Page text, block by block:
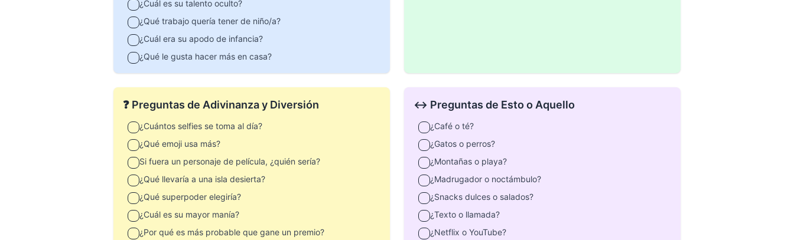
¿Cuál es su talento oculto?
¿Qué trabajo quería tener de niño/a?
¿Cuál era su apodo de infancia?
¿Qué le gusta hacer más en casa?
❓ Preguntas de Adivinanza y Diversión
¿Cuántos selfies se toma al día?
¿Qué emoji usa más?
Si fuera un personaje de película, ¿quién sería?
¿Qué llevaría a una isla desierta?
¿Qué superpoder elegiría?
¿Cuál es su mayor manía?
¿Por qué es más probable que gane un premio?
↔️ Preguntas de Esto o Aquello
¿Café o té?
¿Gatos o perros?
¿Montañas o playa?
¿Madrugador o noctámbulo?
¿Snacks dulces o salados?
¿Texto o llamada?
¿Netflix o YouTube?